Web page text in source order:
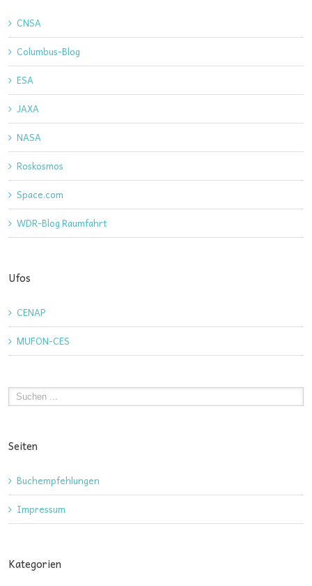
CNSA
Columbus-Blog
ESA
JAXA
NASA
Roskosmos
Space.com
WDR-Blog Raumfahrt
Ufos
CENAP
MUFON-CES
Seiten
Buchempfehlungen
Impressum
Kategorien